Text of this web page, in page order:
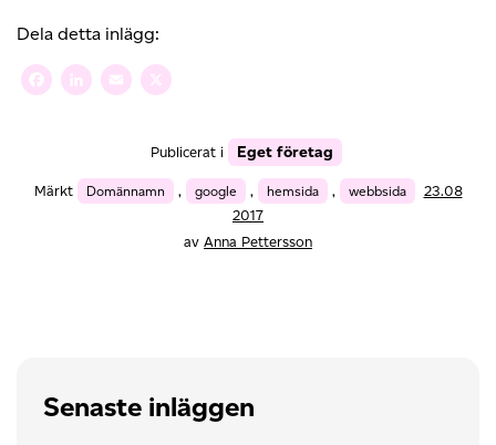
Dela detta inlägg:
Facebook
LinkedIn
Email
Publicerat i Eget företag
Märkt Domännamn , google , hemsida , webbsida
23.08
2017
av Anna Pettersson
Senaste inläggen